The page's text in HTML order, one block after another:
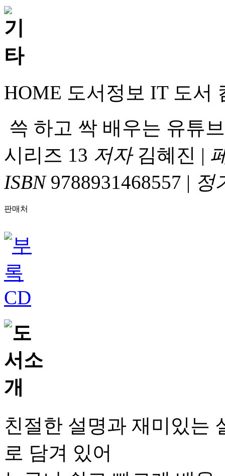
HOME 도서정보 IT 도서
쓱 하고 싹 배우는 유튜
시리즈 13 저자김혜진 |
ISBN9788931468557 | 정
판매처
친절한 설명과 재미있는
로 담겨 있어